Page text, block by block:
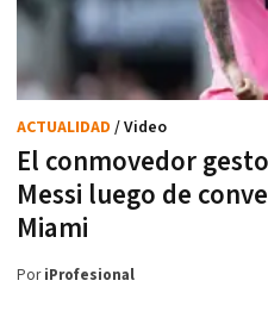
El conmovedor
Messi luego de
Miami
ACTUALIDAD / Video
PoriProfesional